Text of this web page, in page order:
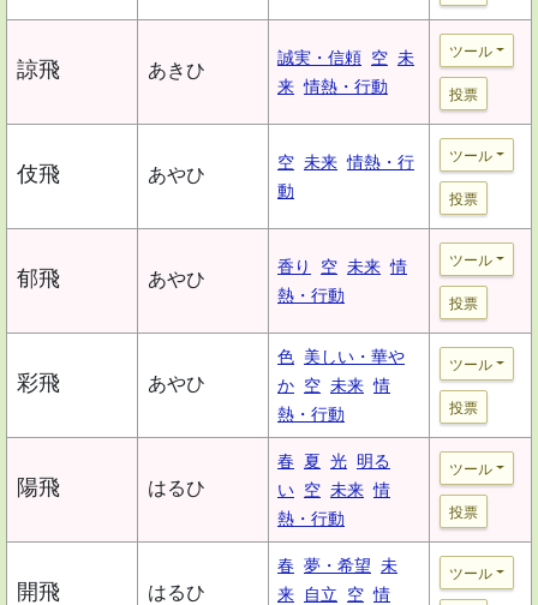
諒飛 あきひ
誠実・信頼 空 未
来 情熱・行動
ツール
投票
伎飛 あやひ
空 未来 情熱・行
動
ツール
投票
郁飛 あやひ
香り 空 未来 情
熱・行動
ツール
投票
彩飛 あやひ
色 美しい・華や
か 空 未来 情
熱・行動
ツール
投票
陽飛 はるひ
春 夏 光 明る
い 空 未来 情
熱・行動
ツール
投票
開飛 はるひ
春 夢・希望 未
来
自立 空 情
ツール